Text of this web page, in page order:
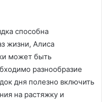
способна
жизни, Алиса
может быть
разнообразие
дня полезно включить
на растяжку и